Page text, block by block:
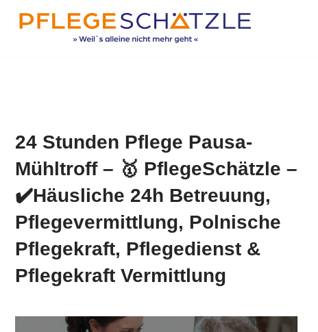
24 Stunden Pflege Pausa-
Mühltroff – 🥇 PflegeSchätzle –
✔️Häusliche 24h Betreuung,
Pflegevermittlung, Polnische
Pflegekraft, Pflegedienst &
Pflegekraft Vermittlung